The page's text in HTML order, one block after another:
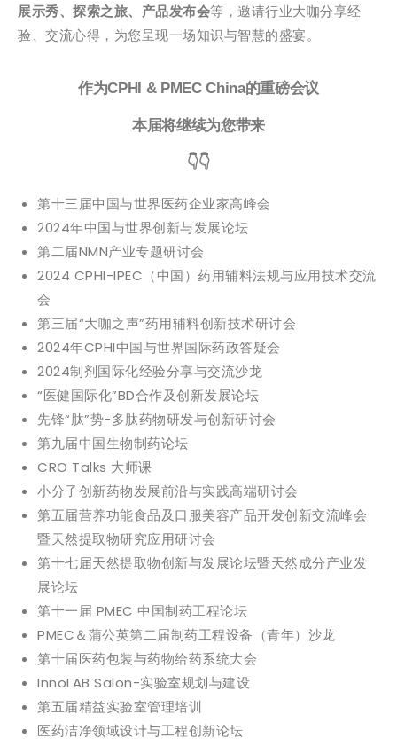
展示秀、探索之旅、产品发布会等，邀请行业大咖分享经
验、交流心得，为您呈现一场知识与智慧的盛宴。
作为CPHI & PMEC China的重磅会议
本届将继续为您带来
👇👇
第十三届中国与世界医药企业家高峰会
2024年中国与世界创新与发展论坛
第二届NMN产业专题研讨会
2024 CPHI-IPEC（中国）药用辅料法规与应用技术交流
会
第三届“大咖之声”药用辅料创新技术研讨会
2024年CPHI中国与世界国际药政答疑会
2024制剂国际化经验分享与交流沙龙
“医健国际化”BD合作及创新发展论坛
先锋“肽”势-多肽药物研发与创新研讨会
第九届中国生物制药论坛
CRO Talks 大师课
小分子创新药物发展前沿与实践高端研讨会
第五届营养功能食品及口服美容产品开发创新交流峰会
暨天然提取物研究应用研讨会
第十七届天然提取物创新与发展论坛暨天然成分产业发
展论坛
第十一届 PMEC 中国制药工程论坛
PMEC＆蒲公英第二届制药工程设备（青年）沙龙
第十届医药包装与药物给药系统大会
InnoLAB Salon-实验室规划与建设
第五届精益实验室管理培训
医药洁净领域设计与工程创新论坛